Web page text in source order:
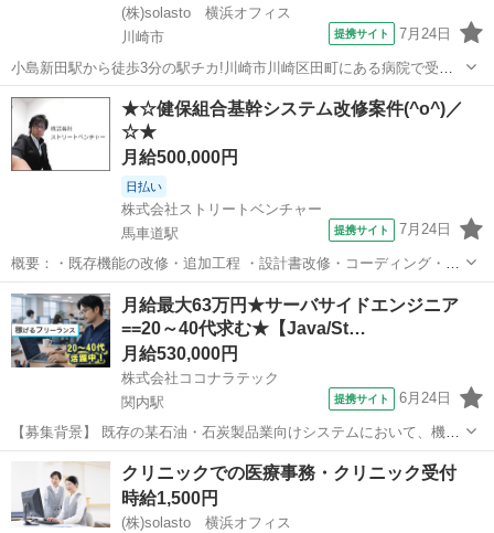
(株)solasto 横浜オフィス
川崎市
提携サイト 7月24日
小島新田駅から徒歩3分の駅チカ!川崎市川崎区田町にある病院で受付
事務の派遣スタッフを募集します。 患者様の受付や会計、電話応対な
ど病院の総合受付で事務をお任せします。 未経験・ブランクOK! 接客
バイトでのコミュニケーショ...
神奈川 川崎市 データ入力
★☆健保組合基幹システム改修案件(^o^)／
☆★
月給500,000円
日払い
株式会社ストリートベンチャー
馬車道駅
提携サイト 7月24日
概要：・既存機能の改修・追加工程 ・設計書改修・コーディング・試
験 スキル： 必須スキル：・C#実務経験あり ・SqlServer実務経験あり
場所：馬車道 期間：長期 時間：09:00～17:15 単価：50万※スキル...
神奈川 横浜市 馬車道駅 プログラマー
月給最大63万円★サーバサイドエンジニア
==20～40代求む★【Java/St…
月給530,000円
株式会社ココナラテック
関内駅
提携サイト 6月24日
【募集背景】 既存の某石油・石炭製品業向けシステムにおいて、機能
追加および改修ニーズが発生しており、対象システムの改修対応を行
うための増員募集となります。 【作業内容】 既存システムに対する改
修として、2機能(新規1画面、...
神奈川 関内駅 エンジニア
クリニックでの医療事務・クリニック受付
時給1,500円
(株)solasto 横浜オフィス